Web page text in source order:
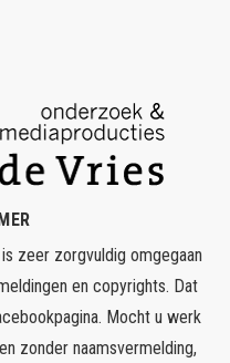
zeer zorgvuldig omgegaan
en copyrights. Dat
Mocht u werk
zonder naamsvermelding,